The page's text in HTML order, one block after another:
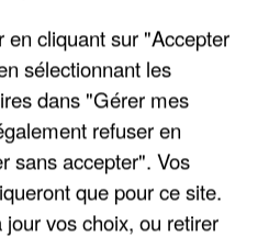
LES REFUGES
en cliquant sur "Accepter
sélectionnant les
dans "Gérer mes
refuser en
sans accepter". Vos
que pour ce site.
vos choix, ou retirer